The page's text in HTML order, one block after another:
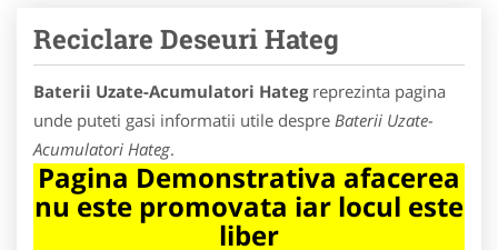
Reciclare Deseuri Hateg
Baterii Uzate-Acumulatori Hategreprezinta pagina
unde puteti gasi informatii utile despre Baterii Uzate-
Acumulatori Hateg.
Pagina Demonstrativa afacerea
nu este promovata iar locul este
liber